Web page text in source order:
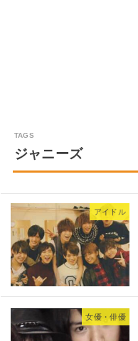
ジャニーズ
アイドル
女優・俳優